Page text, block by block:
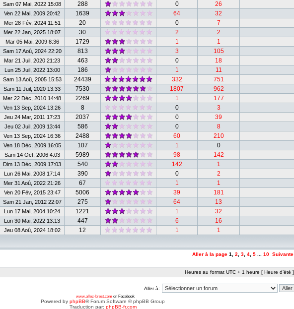
Sam 07 Mai, 2022 15:08 288 0
26
Ven 22 Mai, 2009 20:42 1639 64
32
Mer 28 Fév, 2024 11:51 20 0
7
Mer 22 Jan, 2025 18:07 30 2
2
Mar 05 Mai, 2009 8:36 1729 1
1
Sam 17 Aoû, 2024 22:20 813 3
105
Mar 21 Juil, 2020 21:23 463 0
18
Lun 25 Juil, 2022 13:00 186 1
11
Sam 13 Aoû, 2005 15:53 24439 332
751
Sam 11 Juil, 2020 13:33 7530 1807
962
Mer 22 Déc, 2010 14:48 2269 1
177
Ven 13 Sep, 2024 13:26 8 0
3
Jeu 24 Mar, 2011 17:23 2037 0
39
Jeu 02 Juil, 2009 13:44 586 0
8
Ven 13 Sep, 2024 16:36 2488 60
210
Ven 18 Déc, 2009 16:05 107 1
0
Sam 14 Oct, 2006 4:03 5989 98
142
Dim 13 Déc, 2009 17:03 540 142
1
Lun 26 Mai, 2008 17:14 390 0
2
Mer 31 Aoû, 2022 21:26 67 1
1
Ven 20 Fév, 2015 23:47 5006 39
181
Sam 21 Jan, 2012 22:07 275 64
13
Lun 17 Mai, 2004 10:24 1221 1
32
Lun 30 Mai, 2022 13:13 447 6
16
Jeu 08 Aoû, 2024 18:02 12 1 1
Aller à la page 1 2 3 4 5 10 Suivante
Heures au format UTC + 1 heure [ Heure d’été ]
Aller à:
www.allez-brest.com on Facebook
Powered by phpBB® Forum Software © phpBB Group
Traduction par: phpBB-fr.com